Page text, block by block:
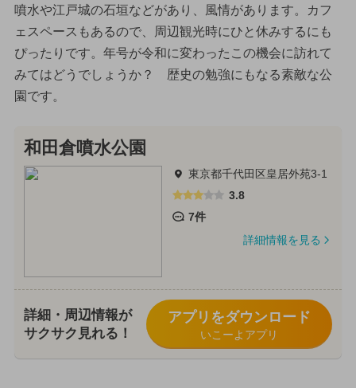
噴水や江戸城の石垣などがあり、風情があります。カフ
ェスペースもあるので、周辺観光時にひと休みするにも
ぴったりです。年号が令和に変わったこの機会に訪れて
みてはどうでしょうか？ 歴史の勉強にもなる素敵な公
園です。
和田倉噴水公園
東京都千代田区皇居外苑3-1
3.8
7件
詳細情報を見る
詳細・周辺情報が
サクサク見れる！
アプリをダウンロード
いこーよアプリ